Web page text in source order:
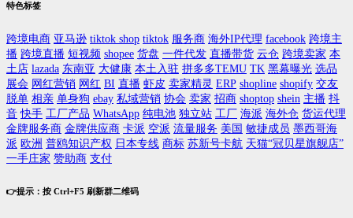
特色标签
跨境电商 亚马逊 tiktok shop tiktok 服务商 海外IP代理 facebook 跨境主
播 跨境直播 短视频 shopee 货盘 一件代发 直播带货 云仓 跨境卖家 本
土店 lazada 东南亚 大健康 本土入驻 拼多多TEMU TK 黑幕曝光 选品
展会 网红营销 网红 BI 直播 虾皮 卖家精灵 ERP shopline shopify 交友
脱单 相亲 单身狗 ebay 私域营销 协会 卖家 招商 shoptop shein 主播 抖
音 快手 工厂产品 WhatsApp 纯电池 独立站 工厂 海派 海外仓 货运代理
金牌服务商 金牌供应商 卡派 空派 流量服务 美国 敏捷成员 墨西哥海
派 欧洲 普鸥知识产权 日本专线 商标 苏新号卡航 天猫“冠贝星旗舰店”
一手庄家 赞助商 支付
👉提示：按 Ctrl+F5 刷新群二维码